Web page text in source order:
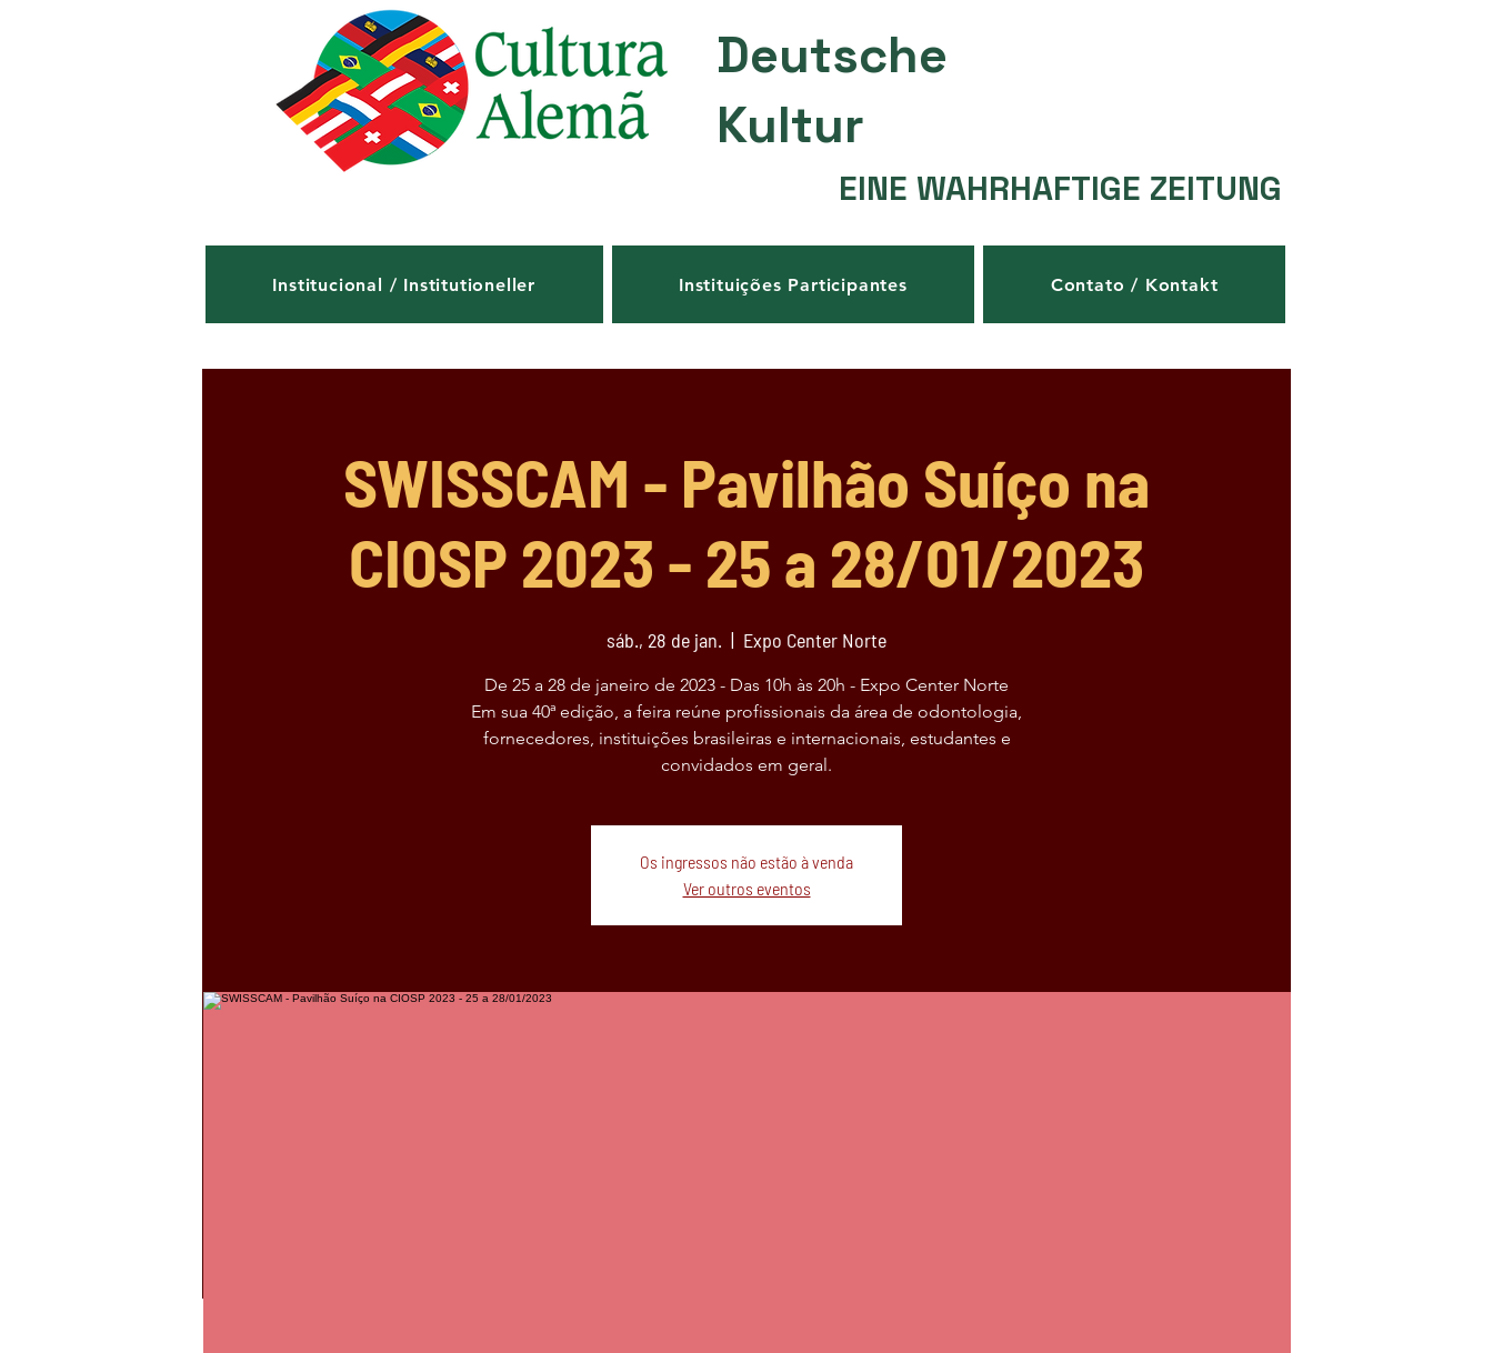
Deutsche
Kultur
EINE WAHRHAFTIGE ZEITUNG
Institucional / Institutioneller Instituições Participantes Contato / Kontakt
SWISSCAM - Pavilhão Suíço na
CIOSP 2023 - 25 a 28/01/2023
sáb., 28 de jan.
  |
Expo Center Norte
De 25 a 28 de janeiro de 2023 - Das 10h às 20h - Expo Center Norte
Em sua 40ª edição, a feira reúne profissionais da área de odontologia,
fornecedores, instituições brasileiras e internacionais, estudantes e
convidados em geral.
Os ingressos não estão à venda
Ver outros eventos